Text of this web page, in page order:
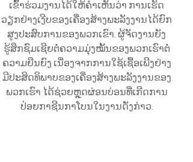
ເຂົ້າຮ່ວມງານໄດ້ໃຫ້ຄຳເຫັນວ່າ ການເຮັດ
ວຽກຢ່າງເງີບຂອງເຄື່ອງສ້າງພະລັງງານໄດ້ຍົກ
ສູງປະສົບການຂອງພວກເຂົາ. ຜູ້ຈັດງານຍັງ
ຮູ້ສຶກຊົມເຊີຍຕໍ່ຄວາມມຸ່ງໝັ້ນຂອງພວກເຮົາຕໍ່
ຄວາມຍືນຍົງ ເນື່ອງຈາກການໃຊ້ເຊື້ອເພີງຢ່າງ
ມີປະສິດທິພາບຂອງເຄື່ອງສ້າງພະລັງງານຂອງ
ພວກເຮົາ ໄດ້ຊ່ວຍຫຼຸດຜ່ອນບ່ອນທີ່ເກີດການ
ປ່ອຍກາຊີນກາໂບນໃນງານດັ່ງກ່າວ.